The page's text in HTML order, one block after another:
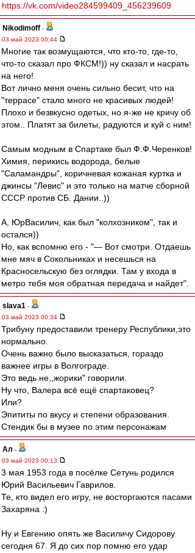
https://vk.com/video284599409_456239609
Nikodimoff -
03 май 2023 00:44
Многие так возмущаются, что кто-то, где-то,
что-то сказал про ФКСМ!)) ну сказал и насрать
на него!
Вот лично меня очень сильно бесит, что на
"террасе" стало много не красивых людей!
Плохо и безвкусно одетых, но я-же не кричу об
этом.. Платят за билеты, радуются и куй с ним!
Самым модным в Спартаке был Ф.Ф.Черенков!
Химия, перикись водорода, белые
"Саламандры", коричневая кожаная куртка и
джинсы "Левис" и это только на матче сборной
СССР против СБ. Дании..))
А, ЮрВасилич, как был "колхозником", так и
остался))
Но, как вспомню его - "— Вот смотри. Отдаешь
мне мяч в Сокольниках и несешься на
Красносельскую без оглядки. Там у входа в
метро тебя моя обратная передача и найдет".
slava1 -
03 май 2023 00:34
Трибуну предоставили тренеру Республики,это
нормально.
Очень важно было высказаться, гораздо
важнее игры в Волгограде.
Это ведь не,,жорики" говорили.
Ну что, Валера всё ещё спартаковец?
Или?
Эпититы по вкусу и степени образования.
Стендик бы в музее по этим персонажам
Ал -
03 май 2023 00:13
3 мая 1953 года в посёлке Сетунь родился
Юрий Васильевич Гаврилов.
Те, кто видел его игру, не восторгаются пасами
Захаряна :)
Ну и Евгению опять же Василичу Сидорову
сегодня 67. Я до сих пор помню его удар